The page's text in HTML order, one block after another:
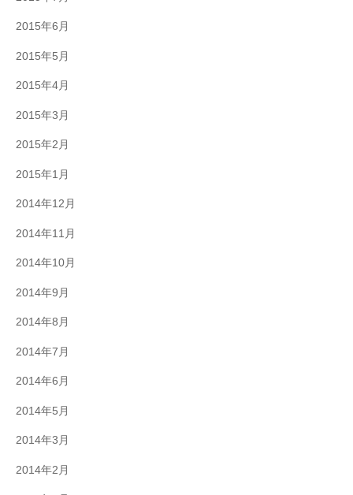
2015年6月
2015年5月
2015年4月
2015年3月
2015年2月
2015年1月
2014年12月
2014年11月
2014年10月
2014年9月
2014年8月
2014年7月
2014年6月
2014年5月
2014年3月
2014年2月